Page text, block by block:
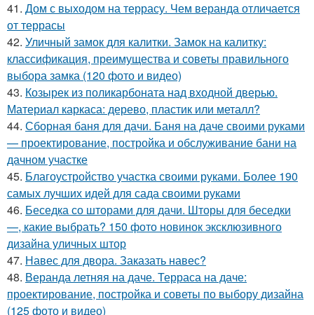
41. Дом с выходом на террасу. Чем веранда отличается
от террасы
42. Уличный замок для калитки. Замок на калитку:
классификация, преимущества и советы правильного
выбора замка (120 фото и видео)
43. Козырек из поликарбоната над входной дверью.
Материал каркаса: дерево, пластик или металл?
44. Сборная баня для дачи. Баня на даче своими руками
— проектирование, постройка и обслуживание бани на
дачном участке
45. Благоустройство участка своими руками. Более 190
самых лучших идей для сада своими руками
46. Беседка со шторами для дачи. Шторы для беседки
—, какие выбрать? 150 фото новинок эксклюзивного
дизайна уличных штор
47. Навес для двора. Заказать навес?
48. Веранда летняя на даче. Терраса на даче:
проектирование, постройка и советы по выбору дизайна
(125 фото и видео)